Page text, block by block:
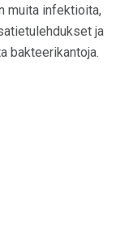
muita infektioita,
ja
bakteerikantoja.